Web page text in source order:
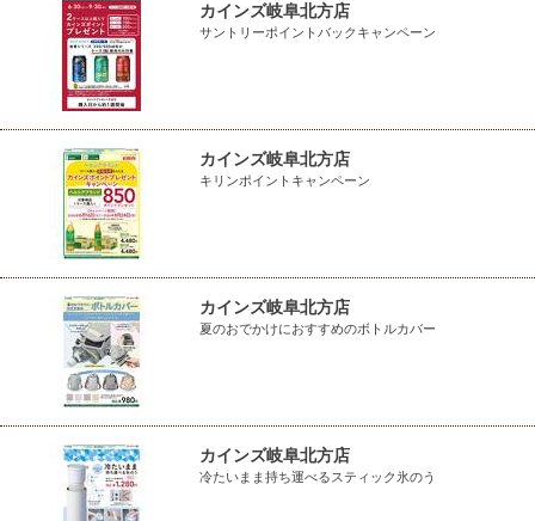
カインズ岐阜北方店
サントリーポイントバックキャンペーン
カインズ岐阜北方店
キリンポイントキャンペーン
カインズ岐阜北方店
夏のおでかけにおすすめのボトルカバー
カインズ岐阜北方店
冷たいまま持ち運べるスティック氷のう